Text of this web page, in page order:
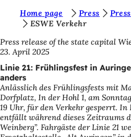
Inhalt anspringen
e
b
e
f
i
n
Home page Press
ESWE Verkehr
Press release of the state capital
23. April 2025
Linie 21: Frühlingsfest in
anders
Anlässlich des Frühlingsfests mit
Dorfplatz, In der Hohl 1, am
19 Uhr, für den Verkehr gesperrt. In
entfällt während dieses Zeitraums
Weinberg”. Fahrgäste der Linie 21